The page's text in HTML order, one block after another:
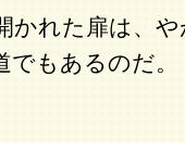
かれた扉は、
でもあるのだ。